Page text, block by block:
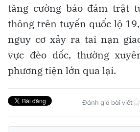
tăng cường bảo đảm trật
thông trên tuyến quốc lộ
nguy cơ xảy ra tai nạn
vực đèo dốc, thường
phương tiện lớn qua lại.
Đánh giá bài viết